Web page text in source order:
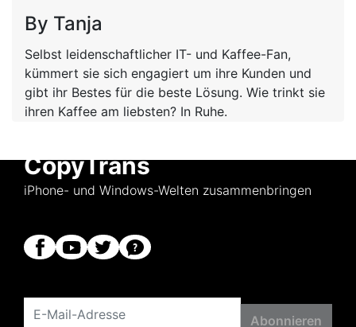
By Tanja
Selbst leidenschaftlicher IT- und Kaffee-Fan,
kümmert sie sich engagiert um ihre Kunden und
gibt ihr Bestes für die beste Lösung. Wie trinkt sie
ihren Kaffee am liebsten? In Ruhe.
CopyTrans
iPhone- und Windows-Welten zusammenbringen